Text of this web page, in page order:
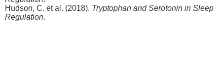
Hudson, C. et al. (2018). Tryptophan and Serotonin in Sleep
Regulation.